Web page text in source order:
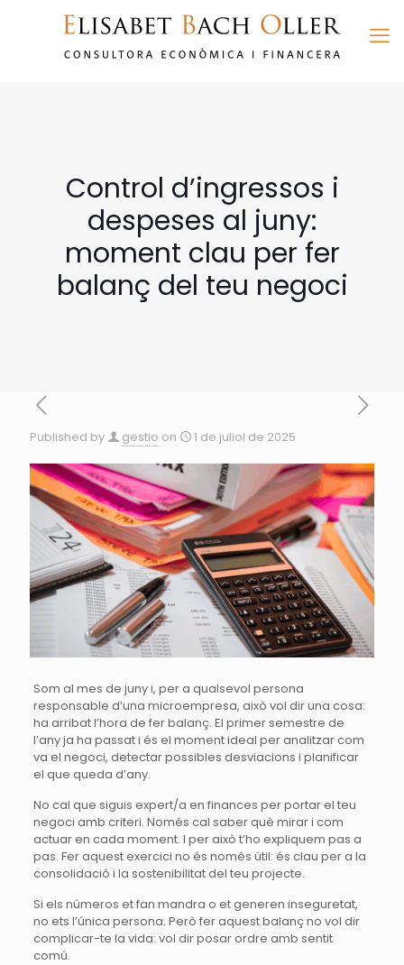
Control d’ingressos i
despeses al juny:
moment clau per fer
balanç del teu negoci
Published by gestio on 1 de juliol de 2025
Som al mes de juny i, per a qualsevol persona
responsable d’una microempresa, això vol dir una cosa:
ha arribat l’hora de fer balanç. El primer semestre de
l’any ja ha passat i és el moment ideal per analitzar com
va el negoci, detectar possibles desviacions i planificar
el que queda d’any.
No cal que siguis expert/a en finances per portar el teu
negoci amb criteri. Només cal saber què mirar i com
actuar en cada moment. I per això t’ho expliquem pas a
pas. Fer aquest exercici no és només útil: és clau per a la
consolidació i la sostenibilitat del teu projecte.
Si els números et fan mandra o et generen inseguretat,
no ets l’única persona. Però fer aquest balanç no vol dir
complicar-te la vida: vol dir posar ordre amb sentit
comú.